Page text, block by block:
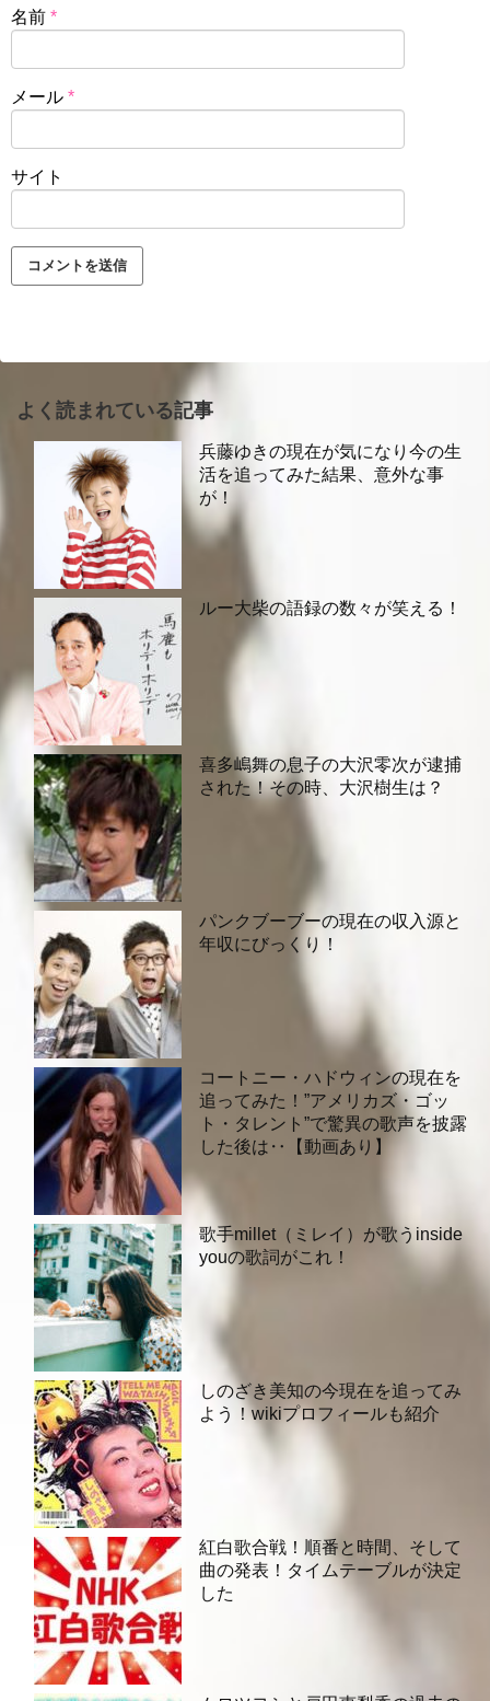
名前 *
メール *
サイト
よく読まれている記事
兵藤ゆきの現在が気になり今の生
活を追ってみた結果、意外な事
が！
ルー大柴の語録の数々が笑える！
喜多嶋舞の息子の大沢零次が逮捕
された！その時、大沢樹生は？
パンクブーブーの現在の収入源と
年収にびっくり！
コートニー・ハドウィンの現在を
追ってみた！”アメリカズ・ゴッ
ト・タレント”で驚異の歌声を披露
した後は‥【動画あり】
歌手millet（ミレイ）が歌うinside
youの歌詞がこれ！
しのざき美知の今現在を追ってみ
よう！wikiプロフィールも紹介
紅白歌合戦！順番と時間、そして
曲の発表！タイムテーブルが決定
した